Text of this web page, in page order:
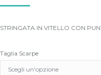
STRINGATA IN VITELLO CON
Taglia Scarpe